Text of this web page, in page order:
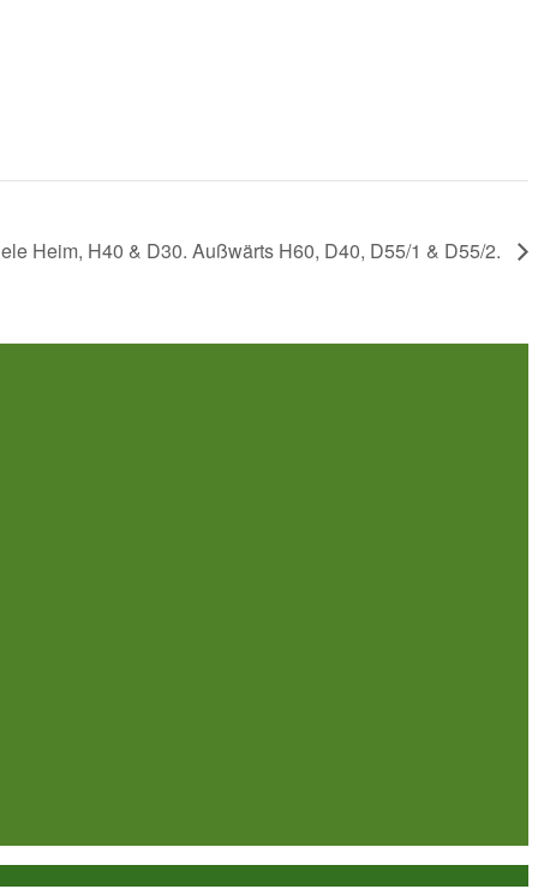
Heim, H40 & D30. Außwärts H60, D40, D55/1 & D55/2.